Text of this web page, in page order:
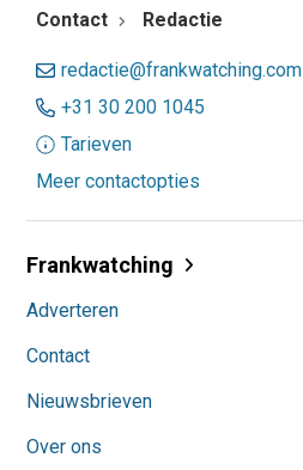
Contact Redactie
redactie@frankwatching.com
+31 30 200 1045
Tarieven
Meer contactopties
Frankwatching
Adverteren
Contact
Nieuwsbrieven
Over ons